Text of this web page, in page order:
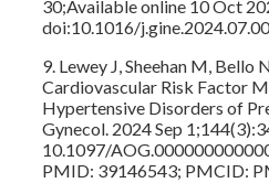
30;Available online 10 Oct
doi:10.1016/
9. Lewey J, Sheehan M, Bello
Cardiovascular Risk Factor
Hypertensive Disorders of
Gynecol. 2024 Sep
10.1097/
PMID: 39146543; PMCID: